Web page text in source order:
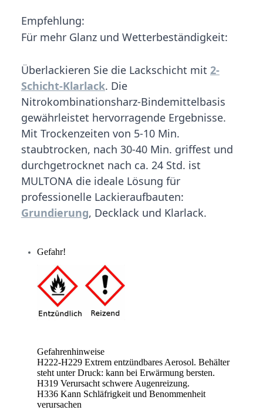
Empfehlung:
Für mehr Glanz und Wetterbeständigkeit:
Überlackieren Sie die Lackschicht mit 2-
Schicht-Klarlack. Die
Nitrokombinationsharz-Bindemittelbasis
gewährleistet hervorragende Ergebnisse.
Mit Trockenzeiten von 5-10 Min.
staubtrocken, nach 30-40 Min. griffest und
durchgetrocknet nach ca. 24 Std. ist
MULTONA die ideale Lösung für
professionelle Lackieraufbauten:
Grundierung, Decklack und Klarlack.
Gefahr!
Gefahrenhinweise
H222-H229 Extrem entzündbares Aerosol. Behälter
steht unter Druck: kann bei Erwärmung bersten.
H319 Verursacht schwere Augenreizung.
H336 Kann Schläfrigkeit und Benommenheit
verursachen